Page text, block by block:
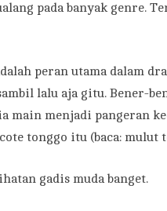
pada banyak genre.
peran utama dalam
lalu aja gitu. Bener-
main menjadi pangeran
tonggo itu (baca: mulut
gadis muda banget.